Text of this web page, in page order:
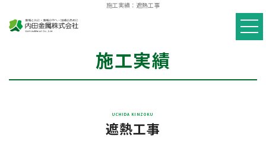
施工実績：遮熱工事
施工実績
遮熱工事